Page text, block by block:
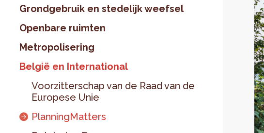
Grondgebruik en stedelijk weefsel
Openbare ruimten
Metropolisering
België en International
Voorzitterschap van de Raad van de
Europese Unie
PlanningMatters